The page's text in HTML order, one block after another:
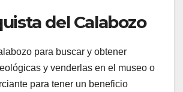
del Calabozo
para buscar y obtener
y venderlas en el museo o
para tener un beneficio